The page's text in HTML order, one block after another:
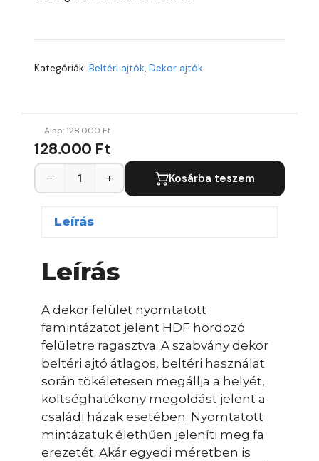
Kategóriák: Beltéri ajtók, Dekor ajtók
Alap:128.000 Ft
128.000 Ft
− + Kosárba teszem
Leírás
Leírás
A dekor felület nyomtatott
famintázatot jelent HDF hordozó
felületre ragasztva. A szabvány dekor
beltéri ajtó átlagos, beltéri használat
során tökéletesen megállja a helyét,
költséghatékony megoldást jelent a
családi házak esetében. Nyomtatott
mintázatuk élethűen jeleníti meg fa
erezetét. Akár egyedi méretben is